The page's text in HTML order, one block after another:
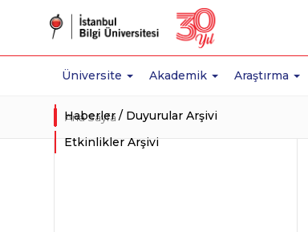
Üniversite Akademik Araştırma
Ana Sayfa
Haberler / Duyurular Arşivi
Etkinlikler Arşivi